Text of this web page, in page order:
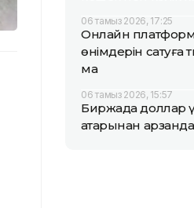
06 тамыз 2026, 17:25
Онлайн
өнімдерін
ма
06 тамыз 2026, 15:57
Биржада доллар
қатарынан